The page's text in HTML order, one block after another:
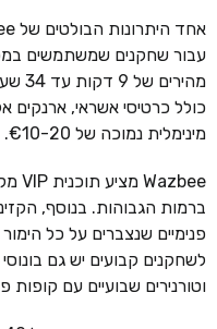
עבור שחקנים שמשתמשים
כולל כרטיסי אשראי, ארנקים
מינימלית נמוכה של €10-20.
פנימיים שנצברים על כל
וטורנירים שבועיים עם קופות